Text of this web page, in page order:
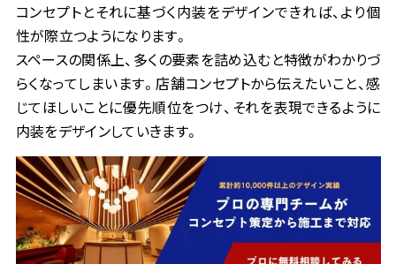
コンセプトとそれに基づく内装をデザインできれば、より個
性が際立つようになります。
スペースの関係上、多くの要素を詰め込むと特徴がわかりづ
らくなってしまいます。店舗コンセプトから伝えたいこと、感
じてほしいことに優先順位をつけ、それを表現できるように
内装をデザインしていきます。